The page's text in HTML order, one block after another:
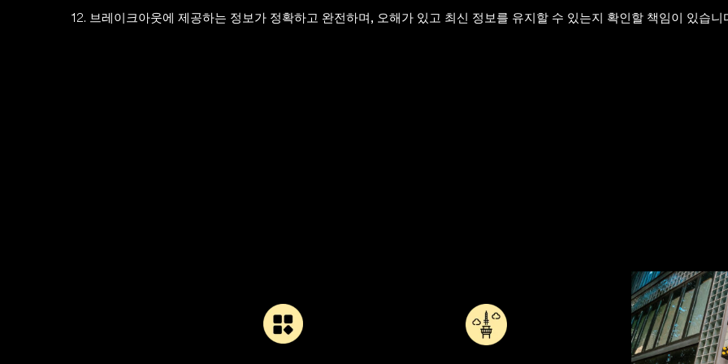
12. 브레이크아웃에 제공하는 정보가 정확하고 완전하며, 오해가 있고 최신 정보를 유지할 수 있는지 확인할 책임이 있습니